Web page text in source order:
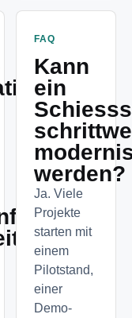
FAQ
Kann
ein
werden?
Ja. Viele
Projekte
starten mit
einem
Pilotstand,
einer
Demo-